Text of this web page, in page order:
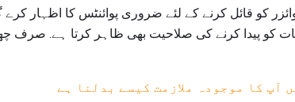
کو قائل کرنے کے لئے ضروری پوائنٹس کا اظہار کرے
کو پیدا کرنے کی صلاحیت بھی ظاہر کرتا ہے. صرف
آپ کا موجودہ ملازمت کیسے بدلنا ہے